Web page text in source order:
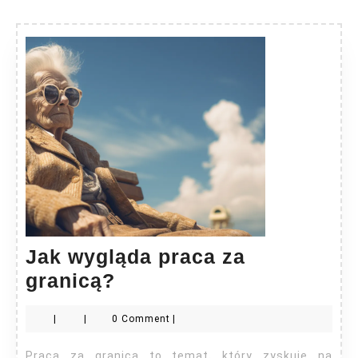
Jak wygląda praca za
granicą?
praca
za
| | 0 Comment |
Praca za granicą to temat, który zyskuje na